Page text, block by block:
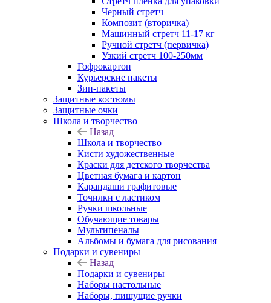
Черный стретч
Композит (вторичка)
Машинный стретч 11-17 кг
Ручной стретч (первичка)
Узкий стретч 100-250мм
Гофрокартон
Курьерские пакеты
Зип-пакеты
Защитные костюмы
Защитные очки
Школа и творчество
Назад
Школа и творчество
Кисти художественные
Краски для детского творчества
Цветная бумага и картон
Карандаши графитовые
Точилки с ластиком
Ручки школьные
Обучающие товары
Мультипеналы
Альбомы и бумага для рисования
Подарки и сувениры
Назад
Подарки и сувениры
Наборы настольные
Наборы, пишущие ручки